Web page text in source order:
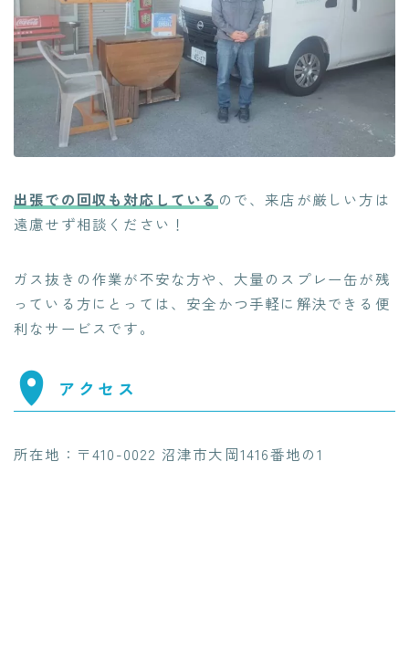
出張での回収も対応している ので、来店が厳しい方は
遠慮せず相談ください！
ガス抜きの作業が不安な方や、大量のスプレー缶が残
っている方にとっては、安全かつ手軽に解決できる便
利なサービスです。
アクセス
所在地：〒410-0022 沼津市大岡1416番地の1